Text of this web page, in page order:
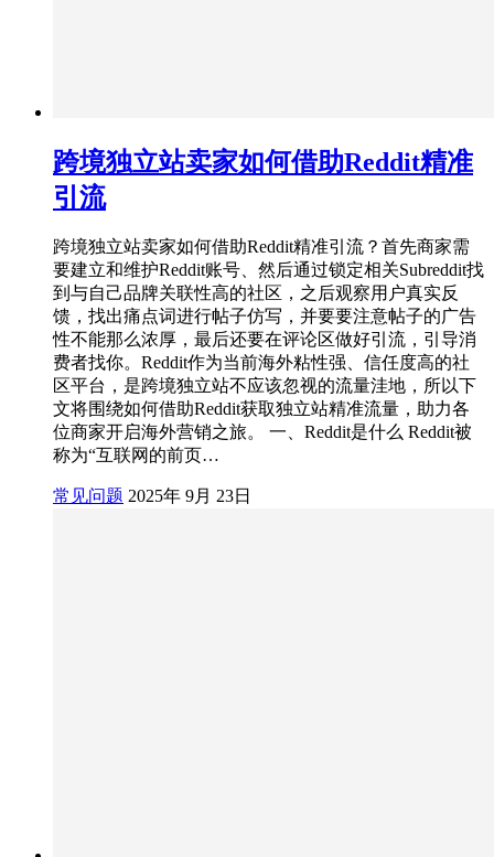
跨境独立站卖家如何借助Reddit精准
引流
跨境独立站卖家如何借助Reddit精准引流？首先商家需
要建立和维护Reddit账号、然后通过锁定相关Subreddit找
到与自己品牌关联性高的社区，之后观察用户真实反
馈，找出痛点词进行帖子仿写，并要要注意帖子的广告
性不能那么浓厚，最后还要在评论区做好引流，引导消
费者找你。Reddit作为当前海外粘性强、信任度高的社
区平台，是跨境独立站不应该忽视的流量洼地，所以下
文将围绕如何借助Reddit获取独立站精准流量，助力各
位商家开启海外营销之旅。 一、Reddit是什么 Reddit被
称为“互联网的前页…
常见问题 2025年 9月 23日